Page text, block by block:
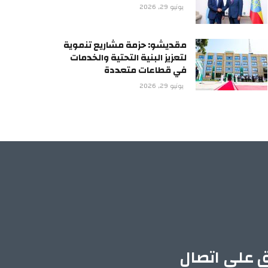
يونيو 29, 2026
مقديشو: حزمة مشاريع تنموية
لتعزيز البنية التحتية والخدمات
في قطاعات متعددة
يونيو 29, 2026
على اتصال